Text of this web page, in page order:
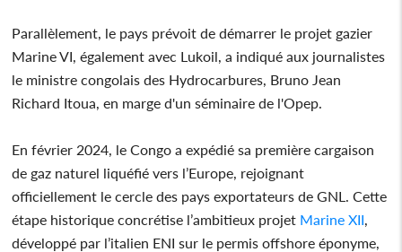
Parallèlement, le pays prévoit de démarrer le projet gazier
Marine VI, également avec Lukoil, a indiqué aux journalistes
le ministre congolais des Hydrocarbures, Bruno Jean
Richard Itoua, en marge d'un séminaire de l'Opep.
En février 2024, le Congo a expédié sa première cargaison
de gaz naturel liquéfié vers l’Europe, rejoignant
officiellement le cercle des pays exportateurs de GNL. Cette
étape historique concrétise l’ambitieux projet Marine XII
développé par l’italien ENI sur le permis offshore éponyme,